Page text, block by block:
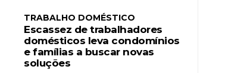
TRABALHO DOMÉSTICO
Escassez de trabalhadores
domésticos leva condomínios
e famílias a buscar novas
soluções